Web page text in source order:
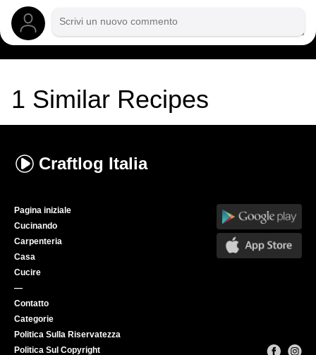
1 Similar Recipes
Craftlog Italia
Pagina iniziale
Cucinando
Carpenteria
Casa
Cucire
—
Contatto
Categorie
Politica Sulla Riservatezza
Politica Sul Copyright